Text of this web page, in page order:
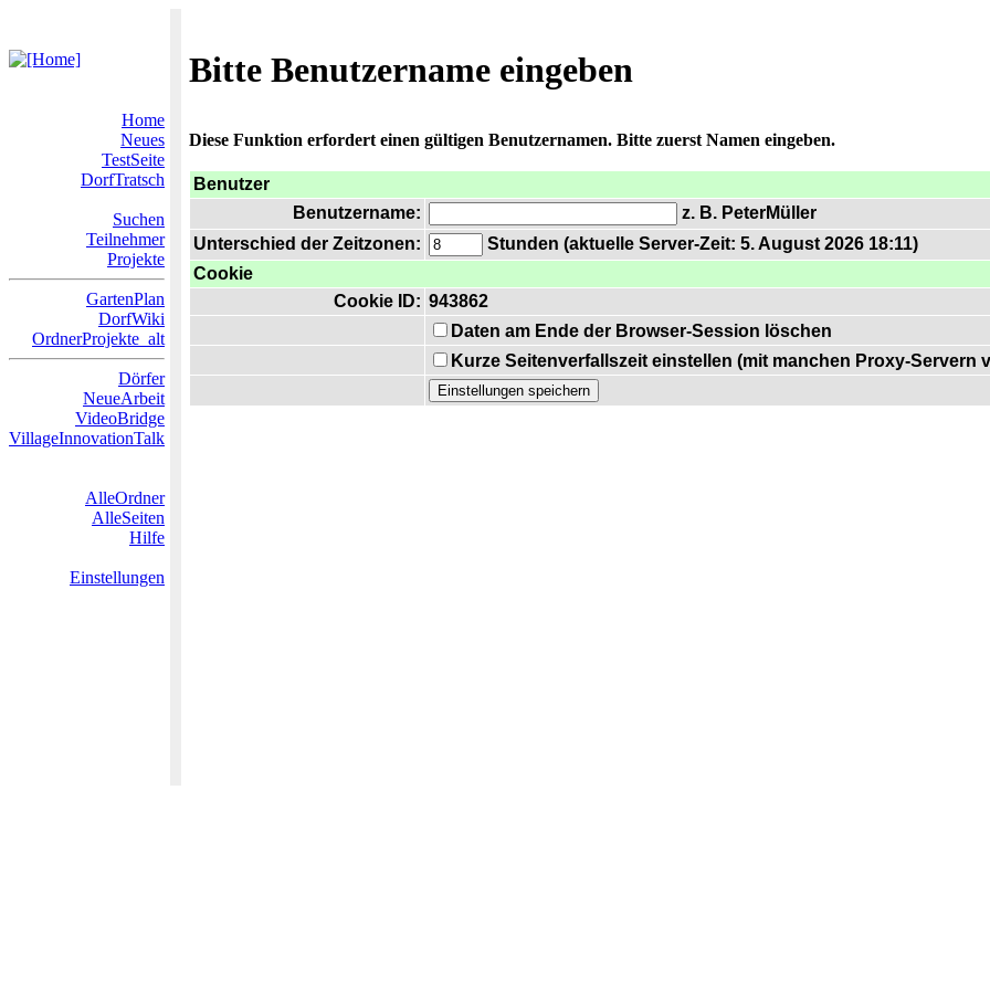
Bitte Benutzername eingeben
Home
Neues
TestSeite
DorfTratsch
Suchen
Teilnehmer
Projekte
GartenPlan
DorfWiki
OrdnerProjekte_alt
Dörfer
NeueArbeit
VideoBridge
VillageInnovationTalk
AlleOrdner
AlleSeiten
Hilfe
Einstellungen
Diese Funktion erfordert einen gültigen Benutzernamen. Bitte zuerst Namen eingeben.
Benutzer
Benutzername:
z. B. PeterMüller
Unterschied der Zeitzonen:
Stunden (aktuelle Server-Zeit: 5. August 2026 18:11)
Cookie
Cookie ID: 943862
Daten am Ende der Browser-Session löschen
Kurze Seitenverfallszeit einstellen (mit manchen Proxy-Servern